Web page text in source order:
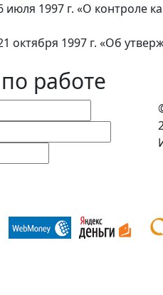
1997 г. «О контроле
октября 1997 г. «Об
работе